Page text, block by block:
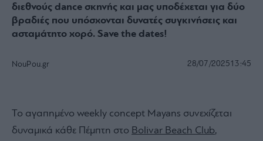
διεθνούς dance σκηνής και μας υποδέχεται για δύο
βραδιές που υπόσχονται δυνατές συγκινήσεις και
ασταμάτητο χορό. Save the dates!
NouPou.gr 28/07/202513:45
Το αγαπημένο weekly concept Mayans συνεχίζεται
δυναμικά κάθε Πέμπτη στο Bolivar Beach Club,